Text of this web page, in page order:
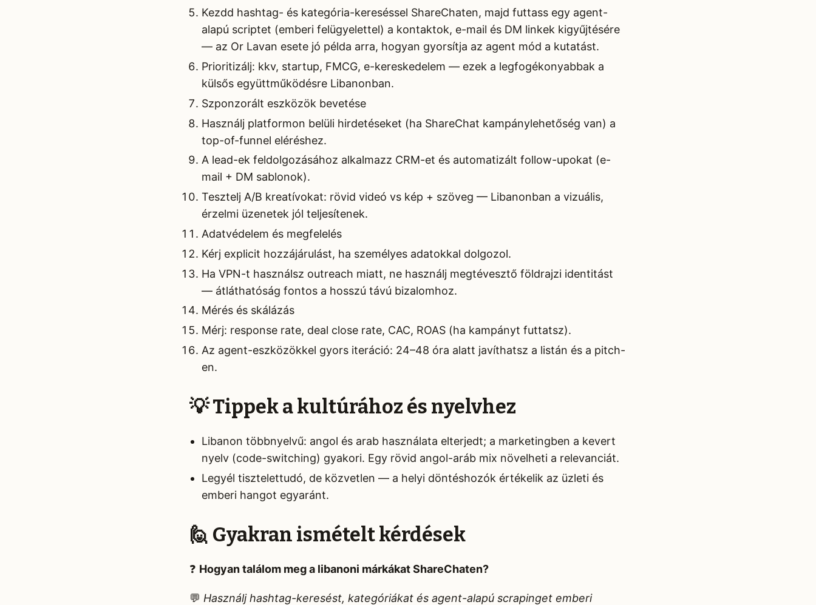
Kezdd hashtag- és kategória-kereséssel ShareChaten, majd futtass egy agent-
alapú scriptet (emberi felügyelettel) a kontaktok, e-mail és DM linkek kigyűjtésére
— az Or Lavan esete jó példa arra, hogyan gyorsítja az agent mód a kutatást.
Prioritizálj: kkv, startup, FMCG, e-kereskedelem — ezek a legfogékonyabbak a
külsős együttműködésre Libanonban.
Szponzorált eszközök bevetése
Használj platformon belüli hirdetéseket (ha ShareChat kampánylehetőség van) a
top-of-funnel eléréshez.
A lead-ek feldolgozásához alkalmazz CRM-et és automatizált follow-upokat (e-
mail + DM sablonok).
Tesztelj A/B kreatívokat: rövid videó vs kép + szöveg — Libanonban a vizuális,
érzelmi üzenetek jól teljesítenek.
Adatvédelem és megfelelés
Kérj explicit hozzájárulást, ha személyes adatokkal dolgozol.
Ha VPN-t használsz outreach miatt, ne használj megtévesztő földrajzi identitást
— átláthatóság fontos a hosszú távú bizalomhoz.
Mérés és skálázás
Mérj: response rate, deal close rate, CAC, ROAS (ha kampányt futtatsz).
Az agent-eszközökkel gyors iteráció: 24–48 óra alatt javíthatsz a listán és a pitch-
en.
💡 Tippek a kultúrához és nyelvhez
Libanon többnyelvű: angol és arab használata elterjedt; a marketingben a kevert
nyelv (code-switching) gyakori. Egy rövid angol-aráb mix növelheti a relevanciát.
Legyél tisztelettudó, de közvetlen — a helyi döntéshozók értékelik az üzleti és
emberi hangot egyaránt.
🙋 Gyakran ismételt kérdések
❓ Hogyan találom meg a libanoni márkákat ShareChaten?
💬 Használj hashtag-keresést, kategóriákat és agent-alapú scrapinget emberi